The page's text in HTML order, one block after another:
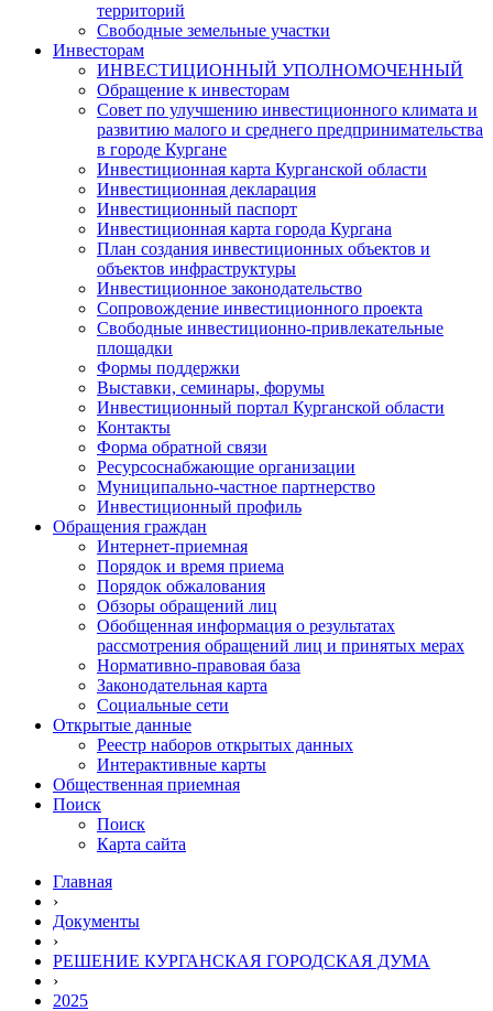
территорий
Свободные земельные участки
Инвесторам
ИНВЕСТИЦИОННЫЙ УПОЛНОМОЧЕННЫЙ
Обращение к инвесторам
Совет по улучшению инвестиционного климата и
развитию малого и среднего предпринимательства
в городе Кургане
Инвестиционная карта Курганской области
Инвестиционная декларация
Инвестиционный паспорт
Инвестиционная карта города Кургана
План создания инвестиционных объектов и
объектов инфраструктуры
Инвестиционное законодательство
Сопровождение инвестиционного проекта
Свободные инвестиционно-привлекательные
площадки
Формы поддержки
Выставки, семинары, форумы
Инвестиционный портал Курганской области
Контакты
Форма обратной связи
Ресурсоснабжающие организации
Муниципально-частное партнерство
Инвестиционный профиль
Обращения граждан
Интернет-приемная
Порядок и время приема
Порядок обжалования
Обзоры обращений лиц
Обобщенная информация о результатах
рассмотрения обращений лиц и принятых мерах
Нормативно-правовая база
Законодательная карта
Социальные сети
Открытые данные
Реестр наборов открытых данных
Интерактивные карты
Общественная приемная
Поиск
Поиск
Карта сайта
Главная
›
Документы
›
РЕШЕНИЕ КУРГАНСКАЯ ГОРОДСКАЯ ДУМА
›
2025